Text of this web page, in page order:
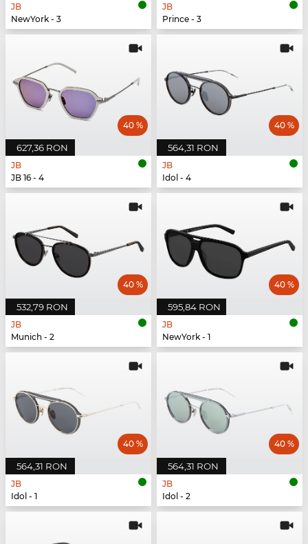
JB
NewYork - 3
JB
Prince - 3
627,36 RON
40 %
JB
JB 16 - 4
564,31 RON
40 %
JB
Idol - 4
532,79 RON
40 %
JB
Munich - 2
595,84 RON
40 %
JB
NewYork - 1
564,31 RON
40 %
JB
Idol - 1
564,31 RON
40 %
JB
Idol - 2